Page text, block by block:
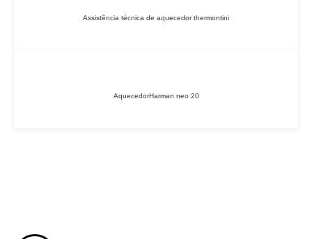
Assistência técnica de aquecedor thermontini
AquecedorHarman neo 20